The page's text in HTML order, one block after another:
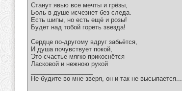
Станут явью все мечты и грёзы,
Боль в душе исчезнет без следа.
Есть шипы, но есть ещё и розы!
Будет над тобой гореть звезда!
Сердце по-другому вдруг забьётся,
И душа почувствует покой,
Это счастье мягко прикоснётся
Ласковой и нежною рукой
Не будите во мне зверя, он и так не высыпается...